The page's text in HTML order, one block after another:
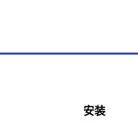
安装